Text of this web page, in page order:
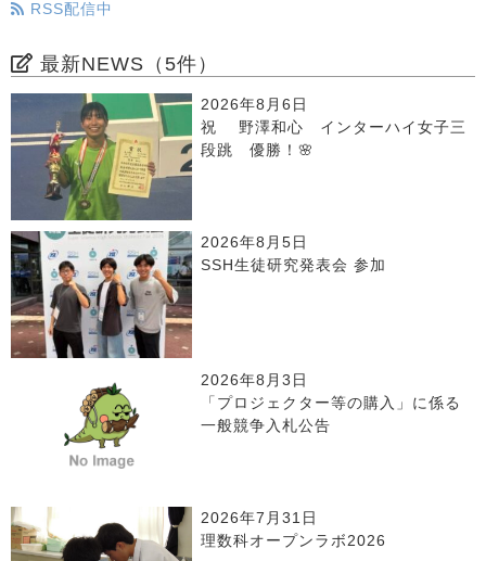
RSS配信中
最新NEWS（5件）
2026年8月6日
祝 野澤和心 インターハイ女子三
段跳 優勝！🌸
2026年8月5日
SSH生徒研究発表会 参加
2026年8月3日
「プロジェクター等の購入」に係る
一般競争入札公告
2026年7月31日
理数科オープンラボ2026